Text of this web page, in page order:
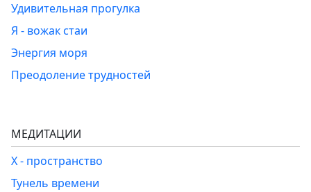
Удивительная прогулка
Я - вожак стаи
Энергия моря
Преодоление трудностей
МЕДИТАЦИИ
Х - пространство
Тунель времени